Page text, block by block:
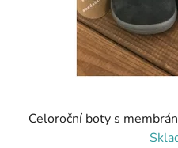
Celoroční boty s